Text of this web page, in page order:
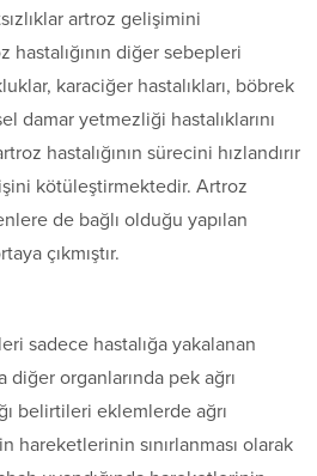
artroz gelişimini
hastalığının diğer sebepleri
karaciğer hastalıkları, böbrek
damar yetmezliği hastalıklarını
hastalığının sürecini hızlandırır
kötüleştirmektedir. Artroz
de bağlı olduğu yapılan
çıkmıştır.
sadece hastalığa yakalanan
diğer organlarında pek ağrı
belirtileri eklemlerde ağrı
hareketlerinin sınırlanması olarak